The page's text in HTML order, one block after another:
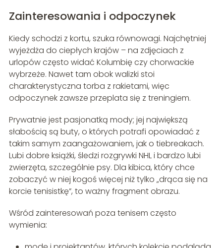
Zainteresowania i odpoczynek
Kiedy schodzi z kortu, szuka równowagi. Najchętniej
wyjeżdża do ciepłych krajów – na zdjęciach z
urlopów często widać Kolumbię czy chorwackie
wybrzeże. Nawet tam obok walizki stoi
charakterystyczna torba z rakietami, więc
odpoczynek zawsze przeplata się z treningiem.
Prywatnie jest pasjonatką mody; jej największą
słabością są buty, o których potrafi opowiadać z
takim samym zaangażowaniem, jak o tiebreakach.
Lubi dobre książki, śledzi rozgrywki NHL i bardzo lubi
zwierzęta, szczególnie psy. Dla kibica, który chce
zobaczyć w niej kogoś więcej niż tylko „drąca się na
korcie tenisistkę”, to ważny fragment obrazu.
Wśród zainteresowań poza tenisem często
wymienia: